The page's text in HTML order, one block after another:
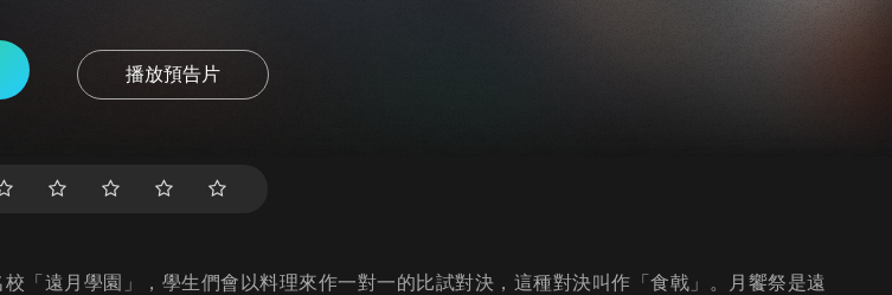
播放預告片
「遠月學園」，學生們會以料理來作一對一的比試對決，這種對決叫作「食戟」。月饗祭是遠